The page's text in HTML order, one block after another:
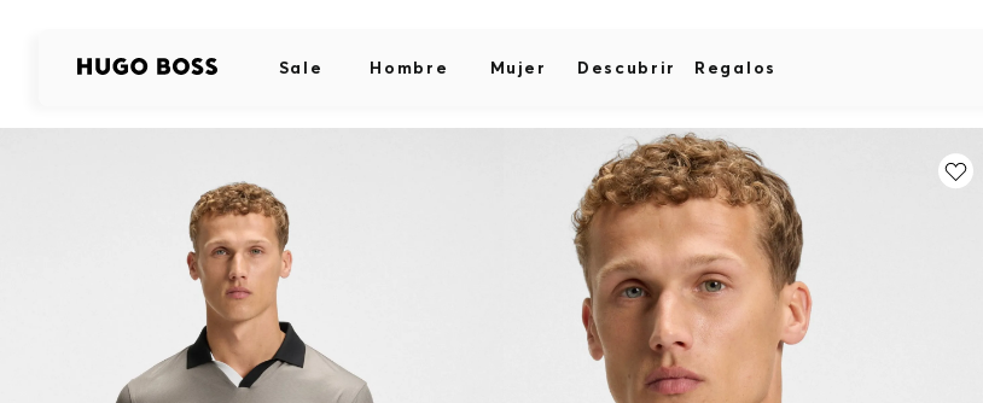
Sale Hombre Mujer Descubrir Regalos